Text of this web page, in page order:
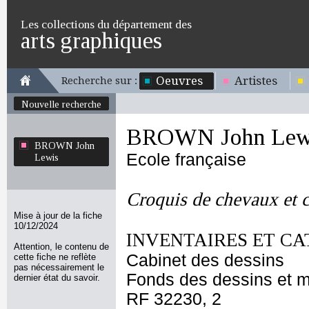
Les collections du département des
arts graphiques
Recherche sur : Oeuvres Artistes
Nouvelle recherche
BROWN John
Lewis
Mise à jour de la fiche
10/12/2024
Attention, le contenu de
cette fiche ne reflète
pas nécessairement le
dernier état du savoir.
BROWN John
Ecole française
Croquis de chevaux et
INVENTAIRES ET
Cabinet des dessins
Fonds des dessins et
RF 32230, 2